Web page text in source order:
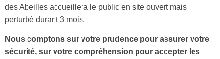
des Abeilles accueillera le public en site ouvert mais
perturbé durant 3 mois.
Nous comptons sur votre prudence pour assurer votre
sécurité, sur votre compréhension pour accepter les